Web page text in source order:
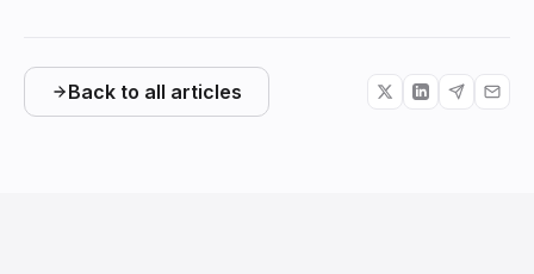
Back to all articles